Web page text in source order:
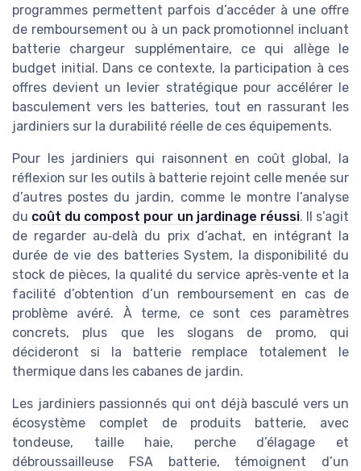
programmes permettent parfois d’accéder à une offre
de remboursement ou à un pack promotionnel incluant
batterie chargeur supplémentaire, ce qui allège le
budget initial. Dans ce contexte, la participation à ces
offres devient un levier stratégique pour accélérer le
basculement vers les batteries, tout en rassurant les
jardiniers sur la durabilité réelle de ces équipements.
Pour les jardiniers qui raisonnent en coût global, la
réflexion sur les outils à batterie rejoint celle menée sur
d’autres postes du jardin, comme le montre l’analyse
du coût du compost pour un jardinage réussi. Il s’agit
de regarder au‑delà du prix d’achat, en intégrant la
durée de vie des batteries System, la disponibilité du
stock de pièces, la qualité du service après‑vente et la
facilité d’obtention d’un remboursement en cas de
problème avéré. À terme, ce sont ces paramètres
concrets, plus que les slogans de promo, qui
décideront si la batterie remplace totalement le
thermique dans les cabanes de jardin.
Les jardiniers passionnés qui ont déjà basculé vers un
écosystème complet de produits batterie, avec
tondeuse, taille haie, perche d’élagage et
débroussailleuse FSA batterie, témoignent d’un